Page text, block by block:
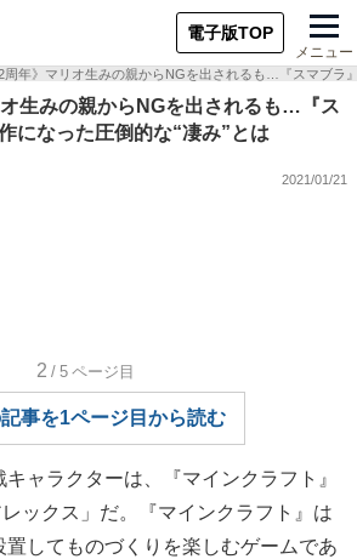
電子版TOP
メニュー
周年》マリオ生みの親からNGを出されるも…『スマブラ
オ生みの親からNGを出されるも…『ス
になった圧倒的な“凄み”とは
2021/01/21
2 /5 ページ目
事を1ページ目から読む
ャラクターは、『マインクラフト』
ックス」だ。『マインクラフト』は
置してものづくりを楽しむゲームであ